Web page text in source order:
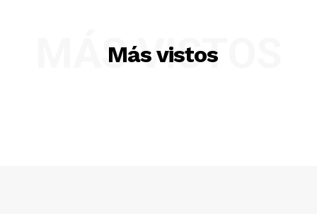
Diario los Andes
Más vistos
MÁS VISTOS